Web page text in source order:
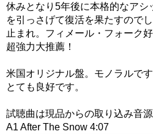
休みとなり5年後に本格的なア
を引っさげて復活を果たすのでし
止まれ。フィメール・フォーク
超強力大推薦！
米国オリジナル盤。モノラルで
とても良好です。
試聴曲は現品からの取り込み音源
A1 After The Snow 4:07